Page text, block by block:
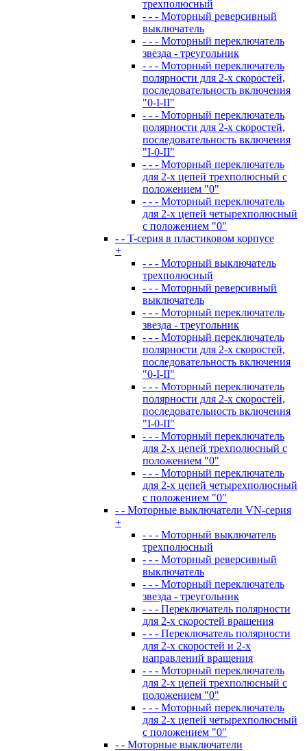
трехполюсный
- - - Моторный реверсивный
выключатель
- - - Моторный переключатель
звезда - треугольник
- - - Моторный переключатель
полярности для 2-х скоростей,
последовательность включения
"0-I-II"
- - - Моторный переключатель
полярности для 2-х скоростей,
последовательность включения
"I-0-II"
- - - Моторный переключатель
для 2-х цепей трехполюсный с
положением "0"
- - - Моторный переключатель
для 2-х цепей четырехполюсный
с положением "0"
- - T-серия в пластиковом корпусе
+
- - - Моторный выключатель
трехполюсный
- - - Моторный реверсивный
выключатель
- - - Моторный переключатель
звезда - треугольник
- - - Моторный переключатель
полярности для 2-х скоростей,
последовательность включения
"0-I-II"
- - - Моторный переключатель
полярности для 2-х скоростей,
последовательность включения
"I-0-II"
- - - Моторный переключатель
для 2-х цепей трехполюсный с
положением "0"
- - - Моторный переключатель
для 2-х цепей четырехполюсный
с положением "0"
- - Моторные выключатели VN-серия
+
- - - Моторный выключатель
трехполюсный
- - - Моторный реверсивный
выключатель
- - - Моторный переключатель
звезда - треугольник
- - - Переключатель полярности
для 2-х скоростей вращения
- - - Переключатель полярности
для 2-х скоростей и 2-х
направлений вращения
- - - Моторный переключатель
для 2-х цепей трехполюсный с
положением "0"
- - - Моторный переключатель
для 2-х цепей четырехполюсный
с положением "0"
- - Моторные выключатели